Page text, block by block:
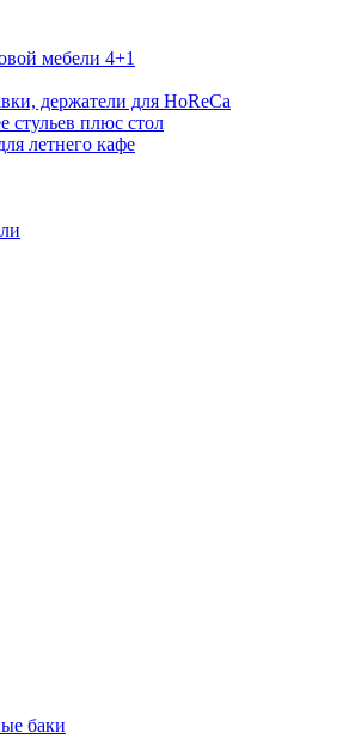
мебели 4+1
держатели для HoReCa
стульев плюс стол
летнего кафе
баки